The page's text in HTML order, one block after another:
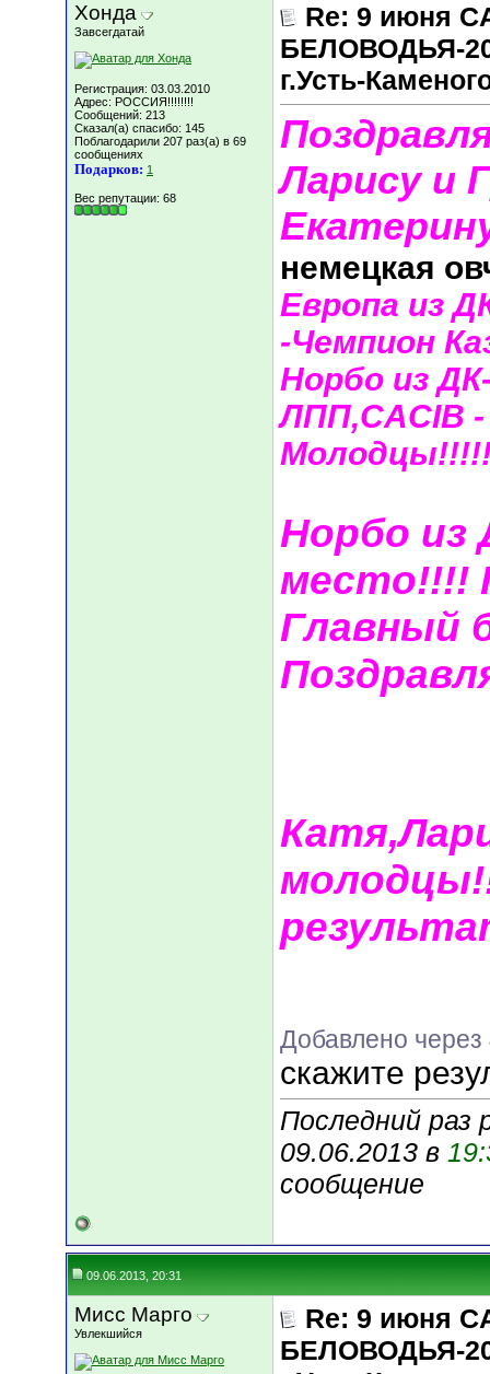
Хонда
Завсегдатай
Регистрация: 03.03.2010
Адрес: РОССИЯ!!!!!!!!
Сообщений: 213
Сказал(а) спасибо: 145
Поблагодарили 207 раз(а) в 69
сообщениях
Подарков: 1
Вес репутации: 68
Re: 9 июня
БЕЛОВОДЬЯ-
г.Усть-
Ларису и
немецкая
Европа из
-Чемпион
Норбо из
ЛПП,СACIB -
Норбо из
место!!!!
Главный
Добавлено
скажите
Последний раз
09.06.2013 в
сообщение
09.06.2013, 20:31
Мисс Марго
Увлекшийся
Re: 9 июня
БЕЛОВОДЬЯ-